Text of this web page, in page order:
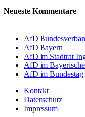
Neueste Kommentare
AfD
AfD Bayern
AfD im Stadtrat
AfD im
AfD im Bundestag
Kontakt
Datenschutz
Impressum